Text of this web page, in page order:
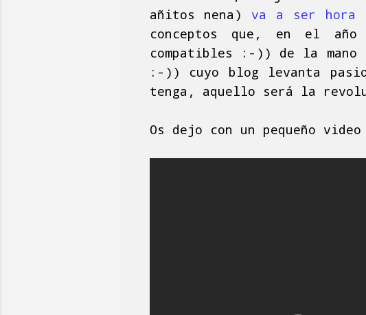
añitos nena) va a ser hora
conceptos que, en el año
compatibles :-)) de la
:-)) cuyo blog levanta
tenga, aquello será la
Os dejo con un pequeño